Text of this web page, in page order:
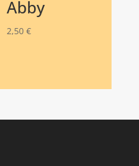
Abby
2,50 €